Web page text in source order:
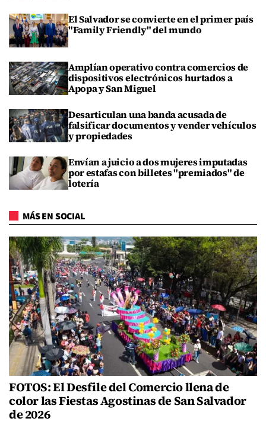
El Salvador se convierte en el primer país
"Family Friendly" del mundo
Amplían operativo contra comercios de
dispositivos electrónicos hurtados a
Apopa y San Miguel
Desarticulan una banda acusada de
falsificar documentos y vender vehículos
y propiedades
Envían a juicio a dos mujeres imputadas
por estafas con billetes "premiados" de
lotería
MÁS EN SOCIAL
FOTOS: El Desfile del Comercio llena de
color las Fiestas Agostinas de San Salvador
de 2026